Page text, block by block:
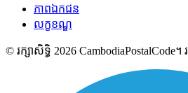
ភាពឯកជន
លក្ខខណ្ឌ
© រក្សាសិទ្ធិ 2026 CambodiaPostalCode។